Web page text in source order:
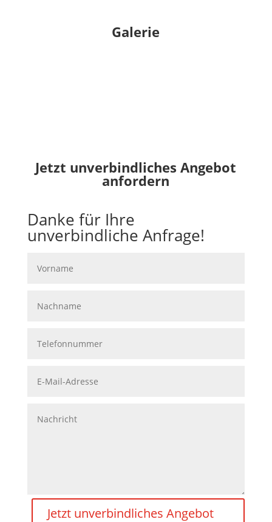
Galerie
Jetzt unverbindliches Angebot
anfordern
Danke für Ihre
unverbindliche Anfrage!
Jetzt unverbindliches Angebot